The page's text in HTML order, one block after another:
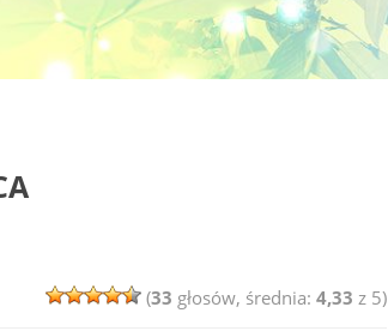
(33 głosów, średnia: 4,33 z 5)